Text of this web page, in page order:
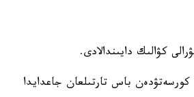
كۋالىك دايىندالادى.
باس تارتىلعان جاعدايدا